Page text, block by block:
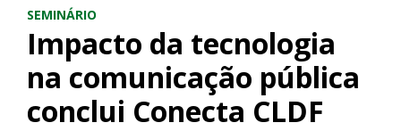
SEMINÁRIO
Impacto da tecnologia
na comunicação pública
conclui Conecta CLDF